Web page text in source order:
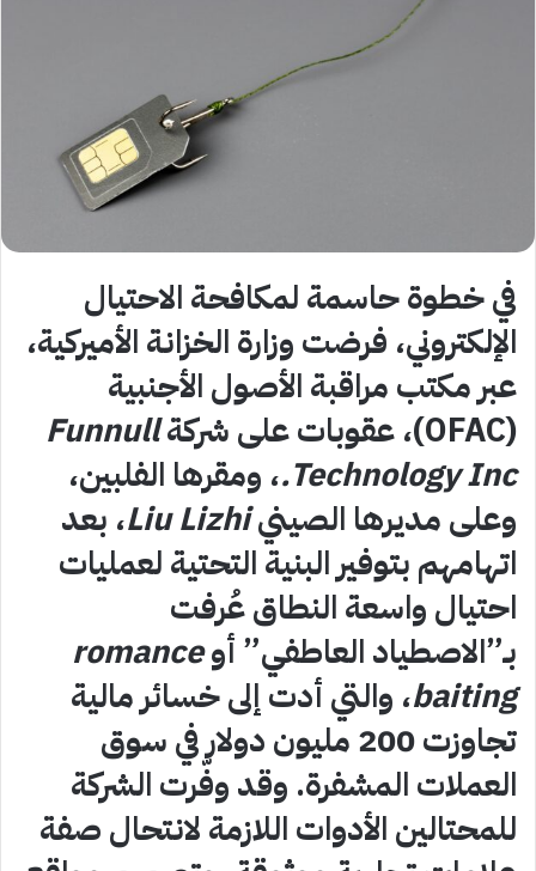
في خطوة حاسمة لمكافحة الاحتيال
الإلكتروني، فرضت وزارة الخزانة الأميركية،
عبر مكتب مراقبة الأصول الأجنبية
(OFAC)، عقوبات على شركة
Funnull
Technology Inc. ، ومقرها الفلبين،
وعلى مديرها الصينيLiu Lizhi، بعد
اتهامهم بتوفير البنية التحتية لعمليات
احتيال واسعة النطاق عُرفت
بـ”الاصطياد العاطفي” أوromance
baiting، والتي أدت إلى خسائر مالية
تجاوزت 200 مليون دولار في سوق
العملات المشفرة. وقد وفّرت الشركة
للمحتالين الأدوات اللازمة لانتحال صفة